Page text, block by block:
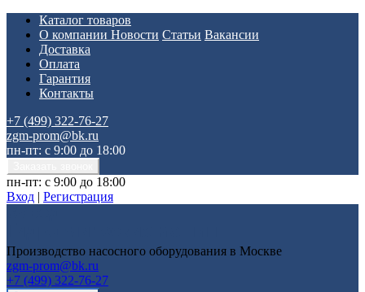
Каталог товаров
О компании Новости Статьи Вакансии
Доставка
Оплата
Гарантия
Контакты
+7 (499) 322-76-27
zgm-prom@bk.ru
пн-пт: с 9:00 до 18:00
пн-пт: с 9:00 до 18:00
Вход | Регистрация
Производство насосного оборудования в Москве
zgm-prom@bk.ru
+7 (499) 322-76-27